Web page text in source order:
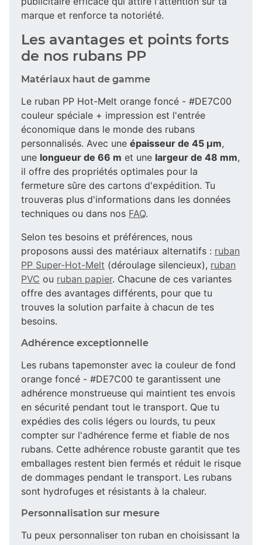
marque et renforce ta notoriété.
Les avantages et points forts
de nos rubans PP
Matériaux haut de gamme
Le ruban PP Hot-Melt orange foncé - #DE7C00
couleur spéciale + impression est l'entrée
économique dans le monde des rubans
personnalisés. Avec une épaisseur de 45 µm,
une longueur de 66 m et une largeur de 48 mm,
il offre des propriétés optimales pour la
fermeture sûre des cartons d'expédition. Tu
trouveras plus d'informations dans les données
techniques ou dans nos FAQ.
Selon tes besoins et préférences, nous
proposons aussi des matériaux alternatifs : ruban
PP Super-Hot-Melt (déroulage silencieux), ruban
PVC ou ruban papier. Chacune de ces variantes
offre des avantages différents, pour que tu
trouves la solution parfaite à chacun de tes
besoins.
Adhérence exceptionnelle
Les rubans tapemonster avec la couleur de fond
orange foncé - #DE7C00 te garantissent une
adhérence monstrueuse qui maintient tes envois
en sécurité pendant tout le transport. Que tu
expédies des colis légers ou lourds, tu peux
compter sur l'adhérence ferme et fiable de nos
rubans. Cette adhérence robuste garantit que tes
emballages restent bien fermés et réduit le risque
de dommages pendant le transport. Les rubans
sont hydrofuges et résistants à la chaleur.
Personnalisation sur mesure
Tu peux personnaliser ton ruban en choisissant la